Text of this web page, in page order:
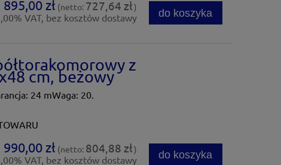
895,00 zł (netto: 727,64 zł)
VAT, bez kosztów dostawy do koszyka
z
cm, beżowy
24 mWaga: 20.
990,00 zł (netto: 804,88 zł)
VAT, bez kosztów dostawy do koszyka